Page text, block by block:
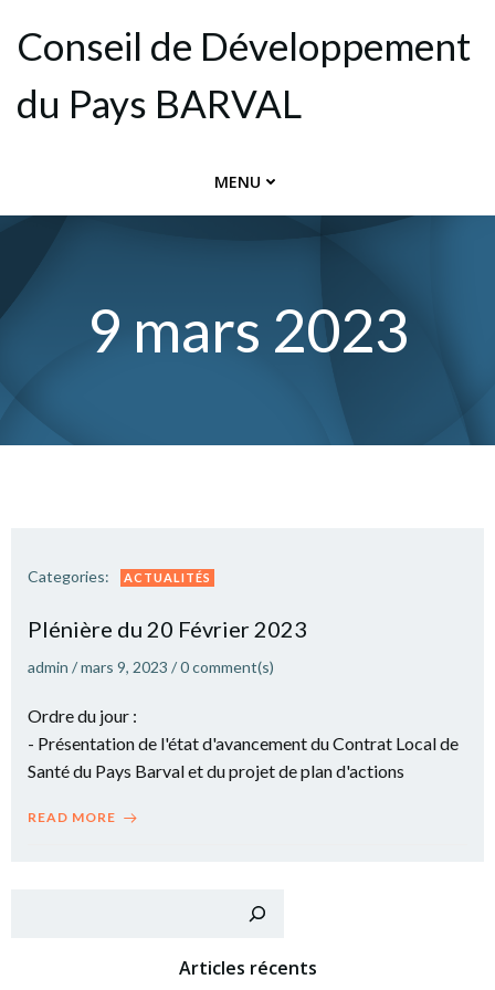
au
contenu
Conseil de Dévelop­pement
du Pays BARVAL
MENU
9 mars 2023
Categories: ACTUALITÉS
Plé­nière du 20 Février 2023
admin /mars 9, 2023 /0comment(s)
Ordre du jour :
- Présentation de l'état d'avancement du Contrat Local de
Santé du Pays Barval et du projet de plan d'actions
READ MORE
Articles récents